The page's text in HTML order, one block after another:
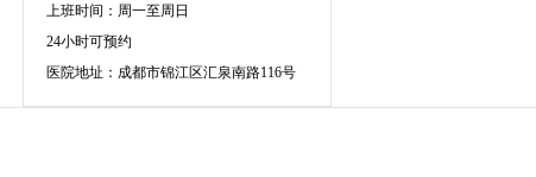
上班时间：周一至周日
24小时可预约
医院地址：成都市锦江区汇泉南路116号